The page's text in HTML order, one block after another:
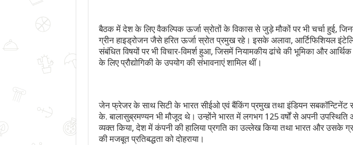
बैठक में देश के लिए वैकल्पिक ऊर्जा स्रोतों के विकास से जुड़े मौकों पर भी चर्चा हुई,
ग्रीन हाइड्रोजन जैसे हरित ऊर्जा स्रोत प्रमुख रहे। इसके अलावा, आर्टिफिशियल
संबंधित विषयों पर भी विचार-विमर्श हुआ, जिसमें नियामकीय ढांचे की भूमिका और
के लिए प्रौद्योगिकी के उपयोग की संभावनाएं शामिल थीं।
जेन फ्रेजर के साथ सिटी के भारत सीईओ एवं बैंकिंग प्रमुख तथा इंडियन सबकॉन्टिनेंट
के. बालासुब्रमण्यन भी मौजूद थे। उन्होंने भारत में लगभग 125 वर्षों से अपनी उपस्थिति
व्यक्त किया, देश में कंपनी की हालिया प्रगति का उल्लेख किया तथा भारत और उसके
की मजबूत प्रतिबद्धता को दोहराया।